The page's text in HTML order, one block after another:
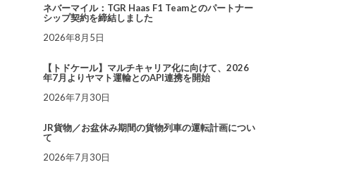
ネバーマイル：TGR Haas F1 Teamとのパートナー
シップ契約を締結しました
2026年8月5日
【トドケール】マルチキャリア化に向けて、2026
年7月よりヤマト運輸とのAPI連携を開始
2026年7月30日
JR貨物／お盆休み期間の貨物列車の運転計画につい
て
2026年7月30日